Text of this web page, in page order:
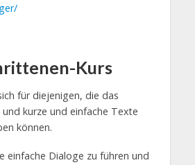
Kurs
für diejenigen, die das
kurze und einfache Texte
können.
einfache Dialoge zu führen und